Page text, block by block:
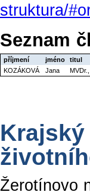
struktura/
Seznam
příjmení jméno titul
KOZÁKOVÁ
Jana
Žerotínovo